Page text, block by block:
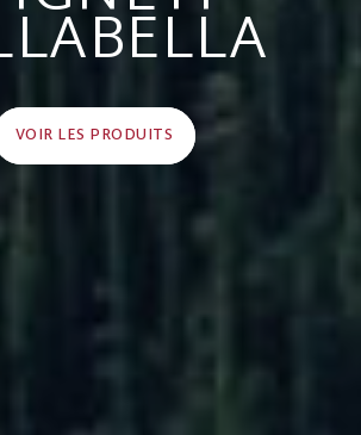
VOIR LES PRODUITS